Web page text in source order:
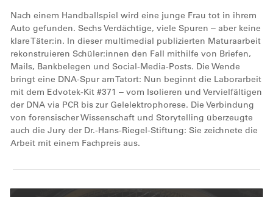
Nach einem Handballspiel wird eine junge Frau tot in ihrem
Auto gefunden. Sechs Verdächtige, viele Spuren – aber keine
klare Täter:in. In dieser multimedial publizierten Maturaarbeit
rekonstruieren Schüler:innen den Fall mithilfe von Briefen,
Mails, Bankbelegen und Social-Media-Posts. Die Wende
bringt eine DNA-Spur am Tatort: Nun beginnt die Laborarbeit
mit dem Edvotek-Kit #371 – vom Isolieren und Vervielfältigen
der DNA via PCR bis zur Gelelektrophorese. Die Verbindung
von forensischer Wissenschaft und Storytelling überzeugte
auch die Jury der Dr.-Hans-Riegel-Stiftung: Sie zeichnete die
Arbeit mit einem Fachpreis aus.